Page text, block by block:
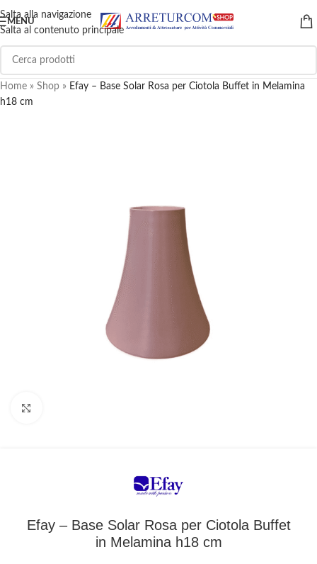
Salta alla navigazione
Salta al contenuto principale
MENU
Home » Shop » Efay – Base Solar Rosa per Ciotola Buffet in Melamina
h18 cm
Efay – Base Solar Rosa per Ciotola Buffet
in Melamina h18 cm